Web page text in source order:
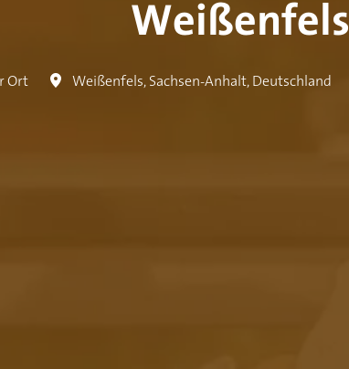
Weißenfels
Ort Weißenfels,Sachsen-Anhalt,Deutschland